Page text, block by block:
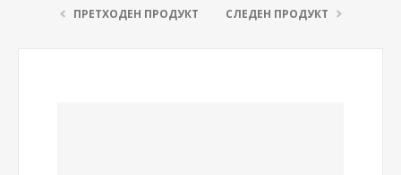
ПРЕТХОДЕН ПРОДУКТ СЛЕДЕН ПРОДУКТ